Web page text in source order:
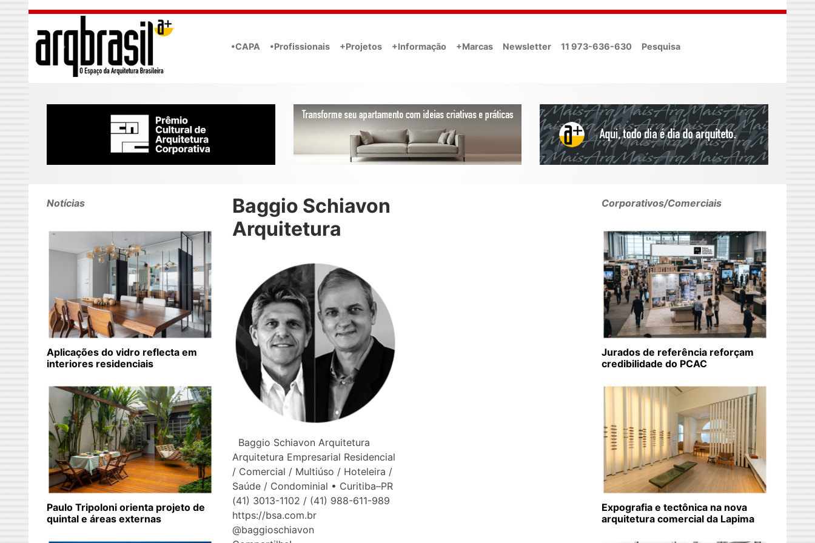
Skip to main content
•CAPA •Profissionais +Projetos +Informação +Marcas Newsletter 11 973-636-630 Pesquisa
Baggio Schiavon
Arquitetura
Baggio Schiavon Arquitetura
Arquitetura Empresarial Residencial
/ Comercial / Multiúso / Hoteleira /
Saúde / Condominial • Curitiba–PR
(41) 3013-1102 / (41) 988-611-989
https://bsa.com.br
@baggioschiavon
Notícias
Aplicações do vidro reflecta em
interiores residenciais
Paulo Tripoloni orienta projeto de
quintal e áreas externas
Corporativos/Comerciais
Jurados de referência reforçam
credibilidade do PCAC
Expografia e tectônica na nova
arquitetura comercial da Lapima